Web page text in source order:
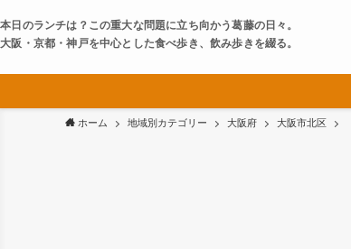
本日のランチは？この重大な問題に立ち向かう葛藤の日々。
大阪・京都・神戸を中心とした食べ歩き、飲み歩きを綴る。
ホーム 地域別カテゴリー 大阪府 大阪市北区